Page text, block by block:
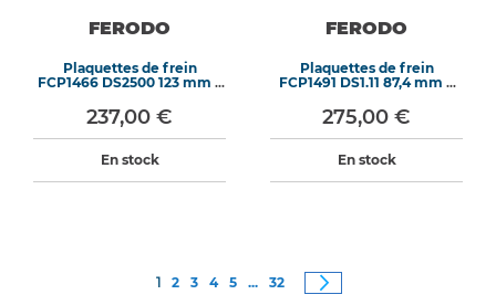
FERODO
Plaquettes de frein
FCP1466 DS2500 123 mm x
237,00 €
En stock
FERODO
Plaquettes de frein
FCP1491 DS1.11 87,4 mm x
275,00 €
En stock
Page
Vous êtes actuellement sur la page
1 Page
2 Page
3 Page
4 Page
5 ... Page
32